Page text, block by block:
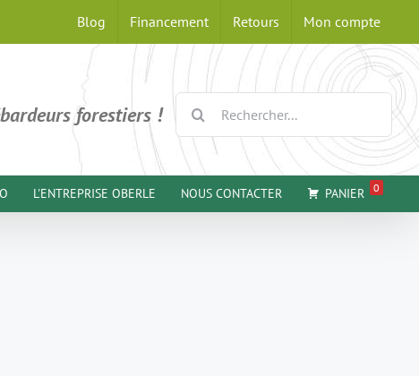
Blog Financement Retours Mon compte
forestiers !
PANIER 0
NOUS CONTACTER
L'ENTREPRISE OBERLE